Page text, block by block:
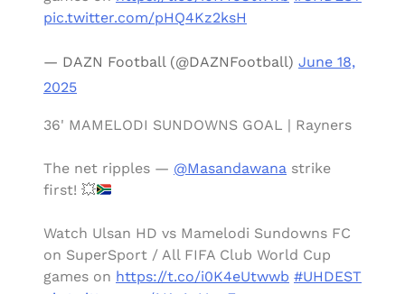
pic.twitter.com/pHQ4Kz2ksH
— DAZN Football (@DAZNFootball) June 18,
2025
36' MAMELODI SUNDOWNS GOAL | Rayners
The net ripples — @Masandawana strike
first! 💥
Watch Ulsan HD vs Mamelodi Sundowns FC
on SuperSport / All FIFA Club World Cup
games on https://t.co/i0K4eUtwwb #UHDEST